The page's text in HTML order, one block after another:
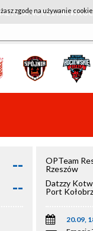
NOTEĆ
--
--
OPTeam
Rzeszów
Datzzy
Port
20.09,
zgodę na używanie